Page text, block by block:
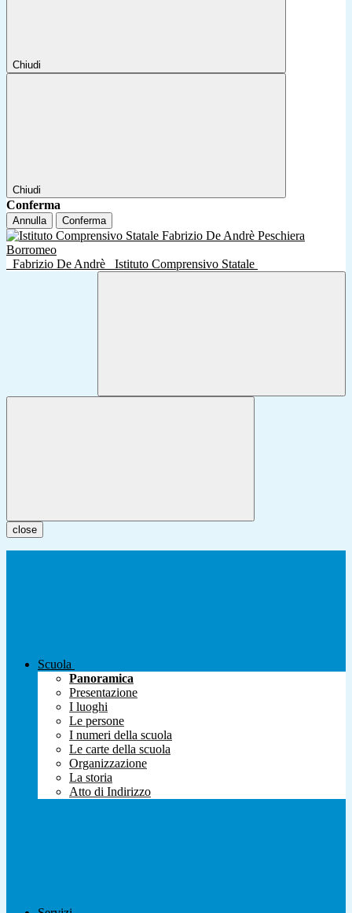
Chiudi
Chiudi
Conferma
Annulla Conferma
Fabrizio De Andrè Istituto Comprensivo Statale
close
Scuola
Panoramica
Presentazione
I luoghi
Le persone
I numeri della scuola
Le carte della scuola
Organizzazione
La storia
Atto di Indirizzo